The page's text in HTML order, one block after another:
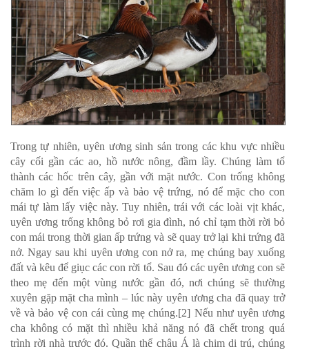
Trong tự nhiên, uyên ương sinh sản trong các khu vực nhiều
cây cối gần các ao, hồ nước nông, đầm lầy. Chúng làm tổ
thành các hốc trên cây, gần với mặt nước. Con trống không
chăm lo gì đến việc ấp và bảo vệ trứng, nó để mặc cho con
mái tự làm lấy việc này. Tuy nhiên, trái với các loài vịt khác,
uyên ương trống không bỏ rơi gia đình, nó chỉ tạm thời rời bỏ
con mái trong thời gian ấp trứng và sẽ quay trở lại khi trứng đã
nở. Ngay sau khi uyên ương con nở ra, mẹ chúng bay xuống
đất và kêu để giục các con rời tổ. Sau đó các uyên ương con sẽ
theo mẹ đến một vùng nước gần đó, nơi chúng sẽ thường
xuyên gặp mặt cha mình – lúc này uyên ương cha đã quay trở
về và bảo vệ con cái cùng mẹ chúng.[2] Nếu như uyên ương
cha không có mặt thì nhiều khả năng nó đã chết trong quá
trình rời nhà trước đó. Quần thể châu Á là chim di trú, chúng